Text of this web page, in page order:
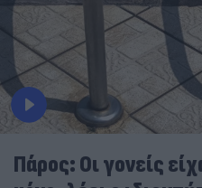
Πάρος: Οι γονείς